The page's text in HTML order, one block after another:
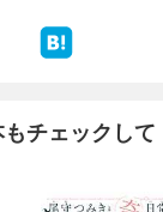
チェックして